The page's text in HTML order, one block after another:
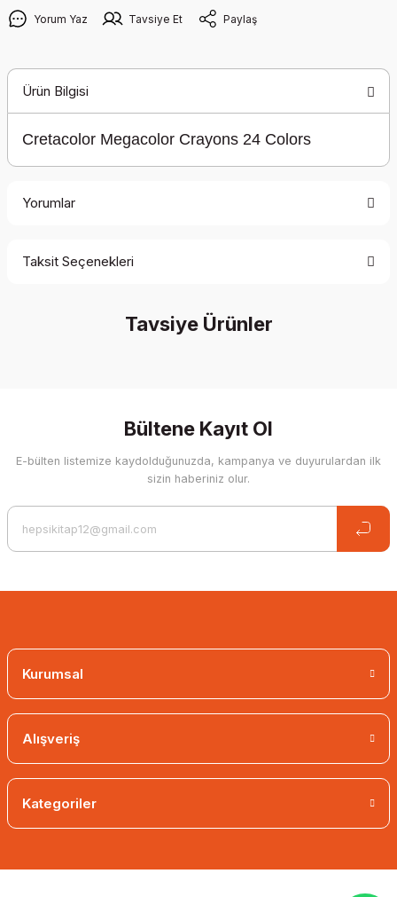
Yorum Yaz Tavsiye Et Paylaş
Ürün Bilgisi
Cretacolor Megacolor Crayons 24 Colors
Yorumlar
Write a Comment
Taksit Seçenekleri
Tavsiye Ürünler
Bültene Kayıt Ol
E-bülten listemize kaydolduğunuzda, kampanya ve duyurulardan ilk
sizin haberiniz olur.
Kurumsal
Alışveriş
Kategoriler